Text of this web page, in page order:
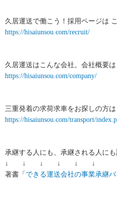
久居運送で働こう！採用ページは
https://hisaiunsou.com/recruit/
久居運送はこんな会社。会社概要は
https://hisaiunsou.com/company/
三重発着の求荷求車をお探しの方は
https://hisaiunsou.com/transport/
承継する人にも、承継される人に
↓ ↓ ↓ ↓ ↓ ↓
著書「 できる運送会社の事業承継